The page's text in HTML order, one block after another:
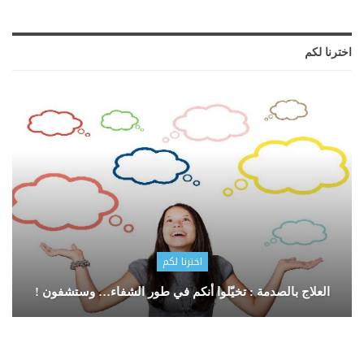
اخترنا لكم
اخترنا لكم
العلاج بالصدمة : تخيّلوا أنكم في طور الشفاء… وستشفون !